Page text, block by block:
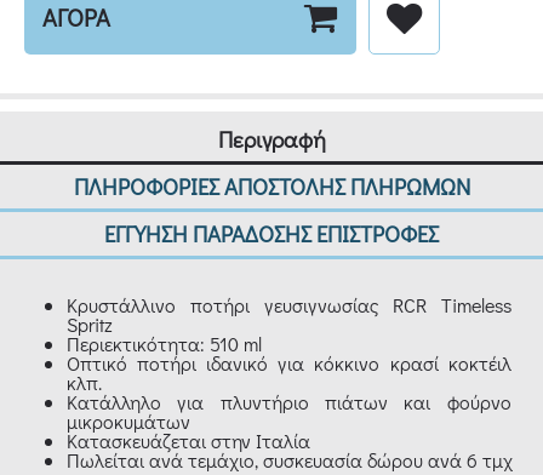
ΑΓΟΡΑ
Περιγραφή
ΠΛΗΡΟΦΟΡΙΕΣ ΑΠΟΣΤΟΛΗΣ ΠΛΗΡΩΜΩΝ
ΕΓΓΥΗΣΗ ΠΑΡΑΔΟΣΗΣ ΕΠΙΣΤΡΟΦΕΣ
Κρυστάλλινο ποτήρι γευσιγνωσίας RCR Timeless
Spritz
Περιεκτικότητα: 510 ml
Οπτικό ποτήρι ιδανικό για κόκκινο κρασί κοκτέιλ
κλπ.
Κατάλληλο για πλυντήριο πιάτων και φούρνο
μικροκυμάτων
Κατασκευάζεται στην Ιταλία
Πωλείται ανά τεμάχιο, συσκευασία δώρου ανά 6 τμχ